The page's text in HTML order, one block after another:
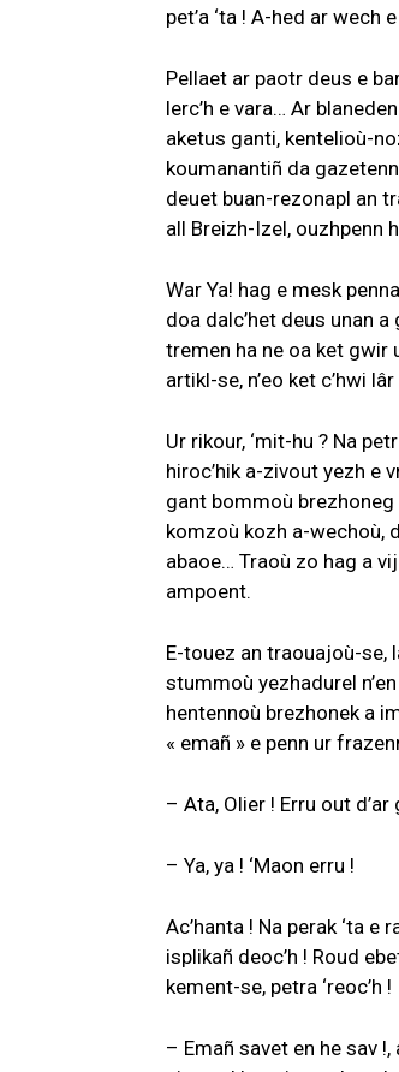
pet’a ‘ta ! A-hed ar
Pellaet ar paotr deus e
lerc’h e vara… Ar
aketus ganti, kentelioù-
koumanantiñ da
deuet buan-rezonapl an
all Breizh-Izel, ouzhpenn
War Ya! hag e mesk
doa dalc’het deus unan
tremen ha ne oa ket gwir
artikl-se, n’eo ket c’hwi lâr
Ur rikour, ‘mit-hu ? Na
hiroc’hik a-zivout yezh e
gant bommoù brezhoneg
komzoù kozh a-wechoù,
abaoe… Traoù zo hag a
ampoent.
E-touez an traouajoù-se,
stummoù yezhadurel
hentennoù brezhonek a
« emañ » e penn ur
– Ata, Olier ! Erru out d’ar
– Ya, ya ! ‘Maon erru !
Ac’hanta ! Na perak ‘ta
isplikañ deoc’h ! Roud
kement-se, petra ‘reoc’h !
– Emañ savet en he sav